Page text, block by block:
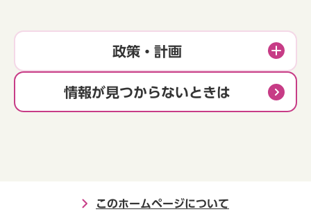
政策・計画
情報が見つからないときは
このホームページについて